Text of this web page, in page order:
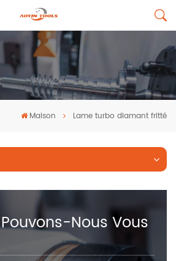
Maison Lame turbo diamant fritté
Nous Vous